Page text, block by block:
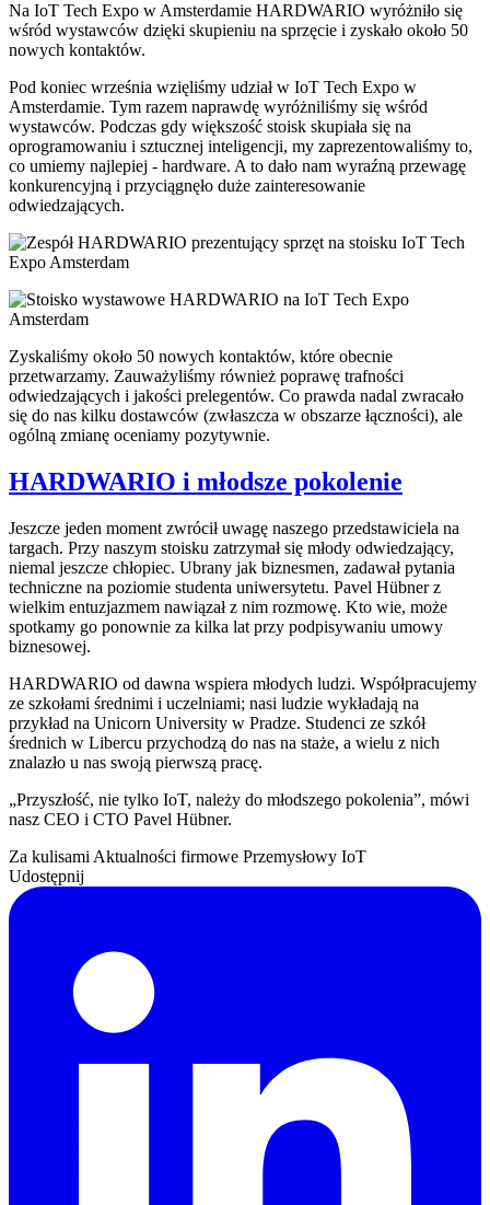
Na IoT Tech Expo w Amsterdamie HARDWARIO wyróżniło się
wśród wystawców dzięki skupieniu na sprzęcie i zyskało około 50
nowych kontaktów.
Pod koniec września wzięliśmy udział w IoT Tech Expo w
Amsterdamie. Tym razem naprawdę wyróżniliśmy się wśród
wystawców. Podczas gdy większość stoisk skupiała się na
oprogramowaniu i sztucznej inteligencji, my zaprezentowaliśmy to,
co umiemy najlepiej - hardware. A to dało nam wyraźną przewagę
konkurencyjną i przyciągnęło duże zainteresowanie
odwiedzających.
Zyskaliśmy około 50 nowych kontaktów, które obecnie
przetwarzamy. Zauważyliśmy również poprawę trafności
odwiedzających i jakości prelegentów. Co prawda nadal zwracało
się do nas kilku dostawców (zwłaszcza w obszarze łączności), ale
ogólną zmianę oceniamy pozytywnie.
HARDWARIO i młodsze pokolenie
Jeszcze jeden moment zwrócił uwagę naszego przedstawiciela na
targach. Przy naszym stoisku zatrzymał się młody odwiedzający,
niemal jeszcze chłopiec. Ubrany jak biznesmen, zadawał pytania
techniczne na poziomie studenta uniwersytetu. Pavel Hübner z
wielkim entuzjazmem nawiązał z nim rozmowę. Kto wie, może
spotkamy go ponownie za kilka lat przy podpisywaniu umowy
biznesowej.
HARDWARIO od dawna wspiera młodych ludzi. Współpracujemy
ze szkołami średnimi i uczelniami; nasi ludzie wykładają na
przykład na Unicorn University w Pradze. Studenci ze szkół
średnich w Libercu przychodzą do nas na staże, a wielu z nich
znalazło u nas swoją pierwszą pracę.
„Przyszłość, nie tylko IoT, należy do młodszego pokolenia”, mówi
nasz CEO i CTO Pavel Hübner.
Za kulisami Aktualności firmowe Przemysłowy IoT
Udostępnij